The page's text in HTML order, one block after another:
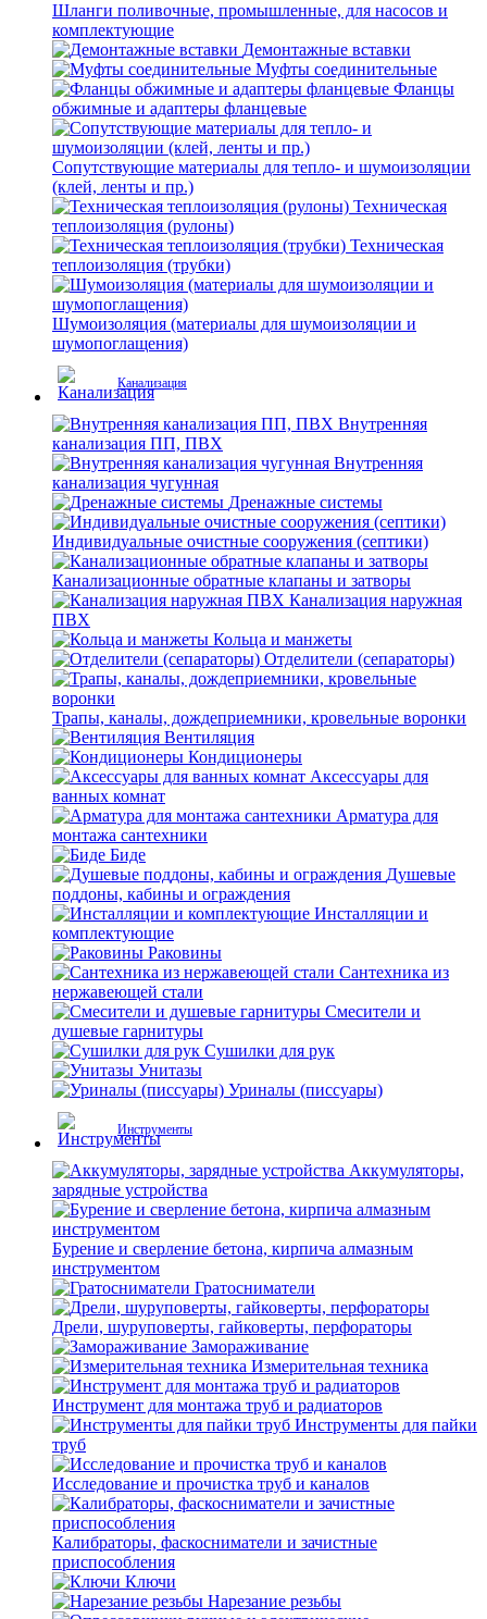
Шланги поливочные, промышленные, для насосов и
комплектующие
Демонтажные вставки
Муфты соединительные
Фланцы
обжимные и адаптеры фланцевые
Сопутствующие материалы для тепло- и шумоизоляции
(клей, ленты и пр.)
Техническая
теплоизоляция (рулоны)
Техническая
теплоизоляция (трубки)
Шумоизоляция (материалы для шумоизоляции и
шумопоглащения)
Канализация
Внутренняя
канализация ПП, ПВХ
Внутренняя
канализация чугунная
Дренажные системы
Индивидуальные очистные сооружения (септики)
Канализационные обратные клапаны и затворы
Канализация наружная
ПВХ
Кольца и манжеты
Отделители (сепараторы)
Трапы, каналы, дождеприемники, кровельные воронки
Вентиляция
Кондиционеры
Аксессуары для
ванных комнат
Арматура для
монтажа сантехники
Биде
Душевые
поддоны, кабины и ограждения
Инсталляции и
комплектующие
Раковины
Сантехника из
нержавеющей стали
Смесители и
душевые гарнитуры
Сушилки для рук
Унитазы
Уриналы (писсуары)
Инструменты
Аккумуляторы,
зарядные устройства
Бурение и сверление бетона, кирпича алмазным
инструментом
Гратосниматели
Дрели, шуруповерты, гайковерты, перфораторы
Замораживание
Измерительная техника
Инструмент для монтажа труб и радиаторов
Инструменты для пайки
труб
Исследование и прочистка труб и каналов
Калибраторы, фаскосниматели и зачистные
приспособления
Ключи
Нарезание резьбы